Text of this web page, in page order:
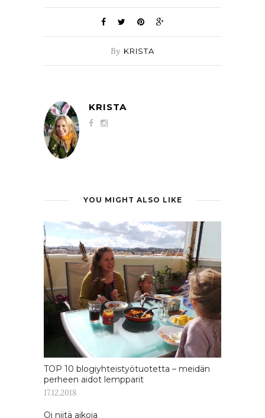
By KRISTA
KRISTA
YOU MIGHT ALSO LIKE
TOP 10 blogiyhteistyötuotetta – meidän
perheen aidot lempparit
17.12.2018
Oi niitä aikoja